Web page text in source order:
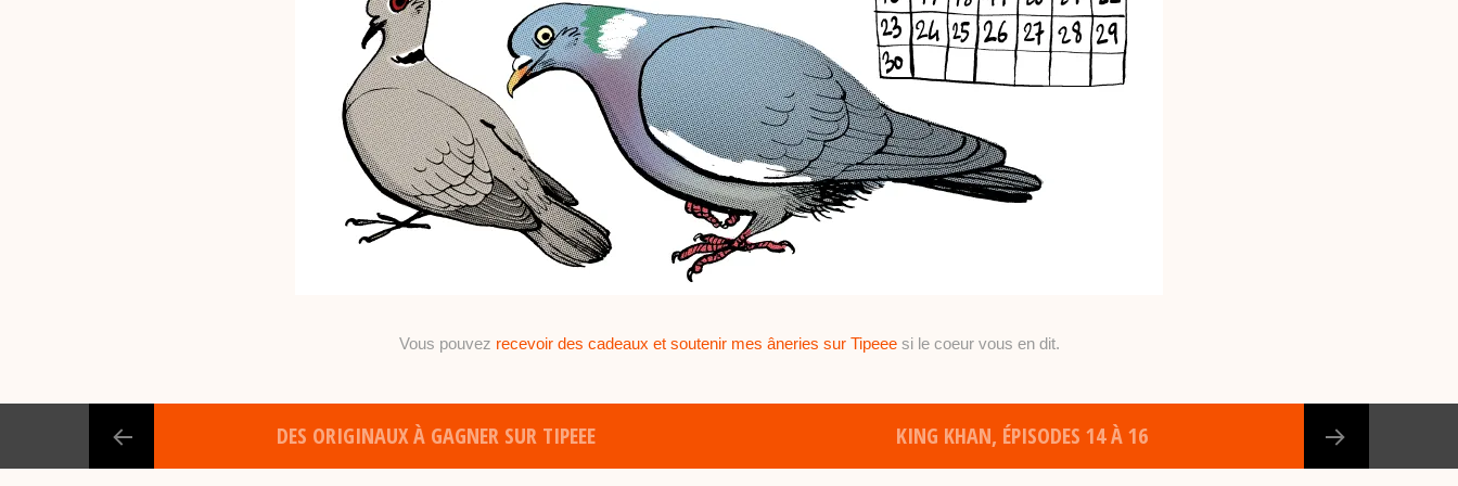
Vous pouvez recevoir des cadeaux et soutenir mes âneries sur Tipeeesi le coeur vous en dit.
DES ORIGINAUX À GAGNER SUR TIPEEE KING KHAN, ÉPISODES 14 À 16